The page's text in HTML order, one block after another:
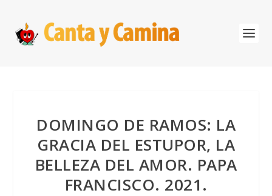
DOMINGO DE RAMOS: LA
GRACIA DEL ESTUPOR, LA
BELLEZA DEL AMOR. PAPA
FRANCISCO. 2021.